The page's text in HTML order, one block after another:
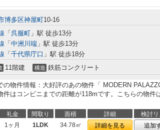
博多区神屋町10-16
「 呉服町 」駅 徒歩13分
「 中洲川端 」駅 徒歩13分
「 千代県庁口 」駅 徒歩18分
11階建 構造 鉄筋コンクリート
の物件情報：大好評のあの物件「 MODERN
はコンビニまでの距離が118mです。こちらの物件
礼金 間取り 面積 詳細
検討リ
1ヶ月 1LDK 34.78㎡ 詳細を見る
追加